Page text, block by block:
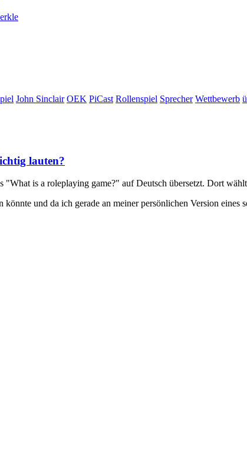
John Sinclair OEK PiCast Rollenspiel Sprecher Wettbewerb
lauten?
is a roleplaying game?" auf Deutsch übersetzt. Dort
und da ich gerade an meiner persönlichen Version